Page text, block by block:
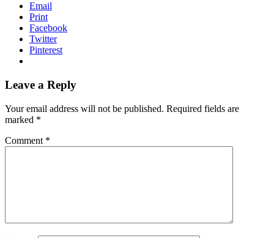
Email
Print
Facebook
Twitter
Pinterest
Leave a Reply
Your email address will not be published. Required fields are
marked *
Comment *